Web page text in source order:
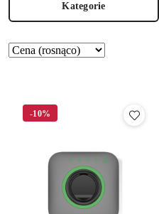
Kategorie
Zastosowano
Sortuj
-10%